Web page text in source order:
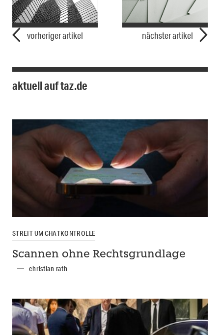
vorheriger artikel nächster artikel
aktuell auf taz.de
STREIT UM CHATKONTROLLE
Scannen ohne Rechtsgrundlage
christian rath